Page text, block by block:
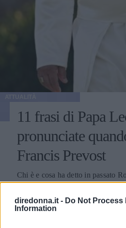
diredonna.it - Do Not Process
Information
11 frasi di Papa
pronunciate
Francis Prevost
Chi è e cosa ha detto in passato
ovvero il nuovo Papa Leone XIV
Francesco I: le citazioni su
fede.